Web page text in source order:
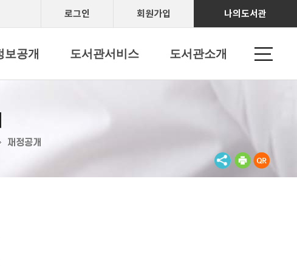
로그인 회원가입 나의도서관
보공개 도서관서비스 도서관소개
재정공개